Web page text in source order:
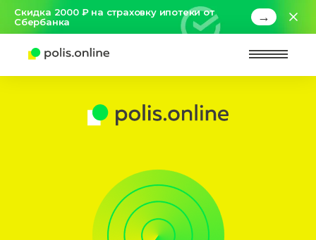
Скидка 2000 ₽ на страховку ипотеки от
Сбербанка
→